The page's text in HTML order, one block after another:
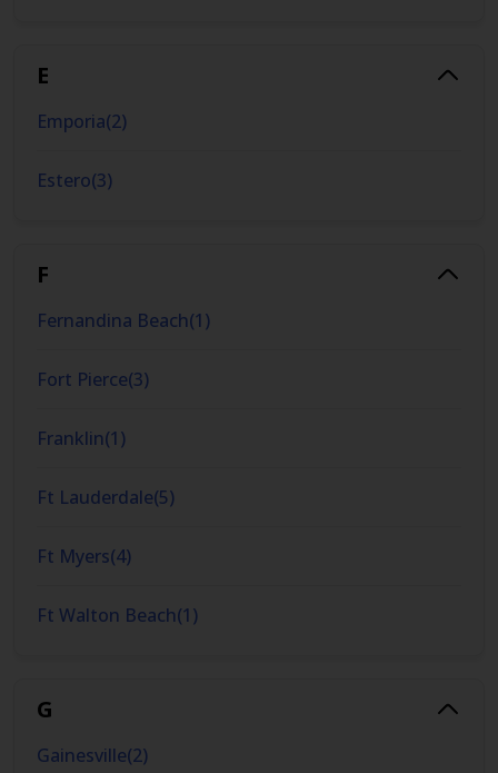
E
Emporia(2)
Estero(3)
F
Fernandina Beach(1)
Fort Pierce(3)
Franklin(1)
Ft Lauderdale(5)
Ft Myers(4)
Ft Walton Beach(1)
G
Gainesville(2)